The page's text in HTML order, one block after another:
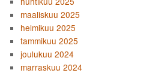
maaliskuu 2025
helmikuu 2025
tammikuu 2025
joulukuu 2024
marraskuu 2024